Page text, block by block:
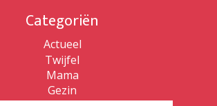
Categoriën
Actueel
Twijfel
Mama
Gezin